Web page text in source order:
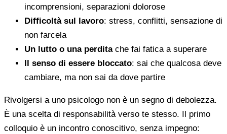
incomprensioni, separazioni dolorose
Difficoltà sul lavoro: stress, conflitti, sensazione di
non farcela
Un lutto o una perditache fai fatica a superare
Il senso di essere bloccato: sai che qualcosa deve
cambiare, ma non sai da dove partire
Rivolgersi a uno psicologo non è un segno di debolezza.
È una scelta di responsabilità verso te stesso. Il primo
colloquio è un incontro conoscitivo, senza impegno: